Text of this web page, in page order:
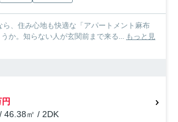
、住み心地も快適な「アパートメント麻布
か。知らない人が玄関前まで来る...
もっと見
46.38㎡ / 2DK